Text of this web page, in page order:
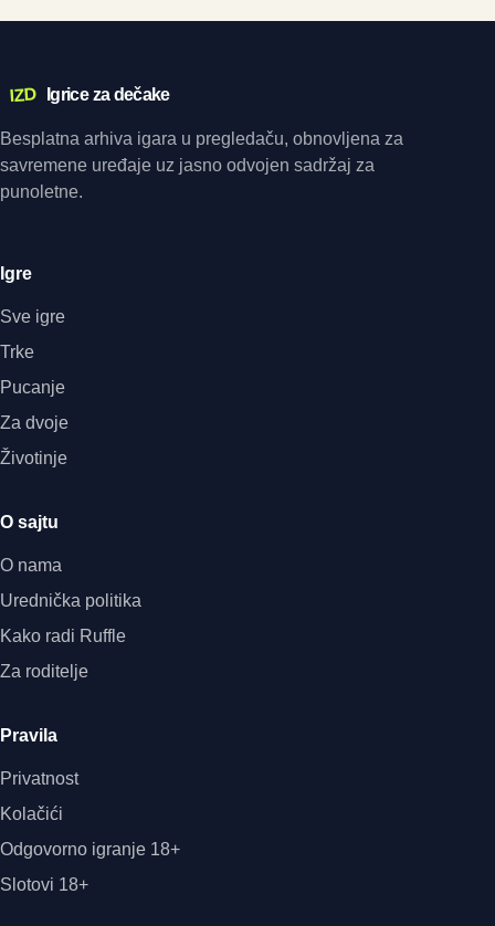
IZD Igrice za dečake
Besplatna arhiva igara u pregledaču, obnovljena za
savremene uređaje uz jasno odvojen sadržaj za
punoletne.
Igre
Sve igre
Trke
Pucanje
Za dvoje
Životinje
O sajtu
O nama
Urednička politika
Kako radi Ruffle
Za roditelje
Pravila
Privatnost
Kolačići
Odgovorno igranje 18+
Slotovi 18+